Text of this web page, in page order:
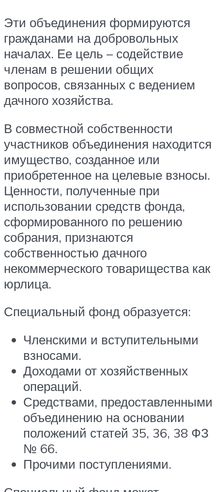
Эти объединения формируются
гражданами на добровольных
началах. Ее цель – содействие
членам в решении общих
вопросов, связанных с ведением
дачного хозяйства.
В совместной собственности
участников объединения находится
имущество, созданное или
приобретенное на целевые взносы.
Ценности, полученные при
использовании средств фонда,
сформированного по решению
собрания, признаются
собственностью дачного
некоммерческого товарищества как
юрлица.
Специальный фонд образуется:
Членскими и вступительными
взносами.
Доходами от хозяйственных
операций.
Средствами, предоставленными
объединению на основании
положений статей 35, 36, 38 ФЗ
№ 66.
Прочими поступлениями.